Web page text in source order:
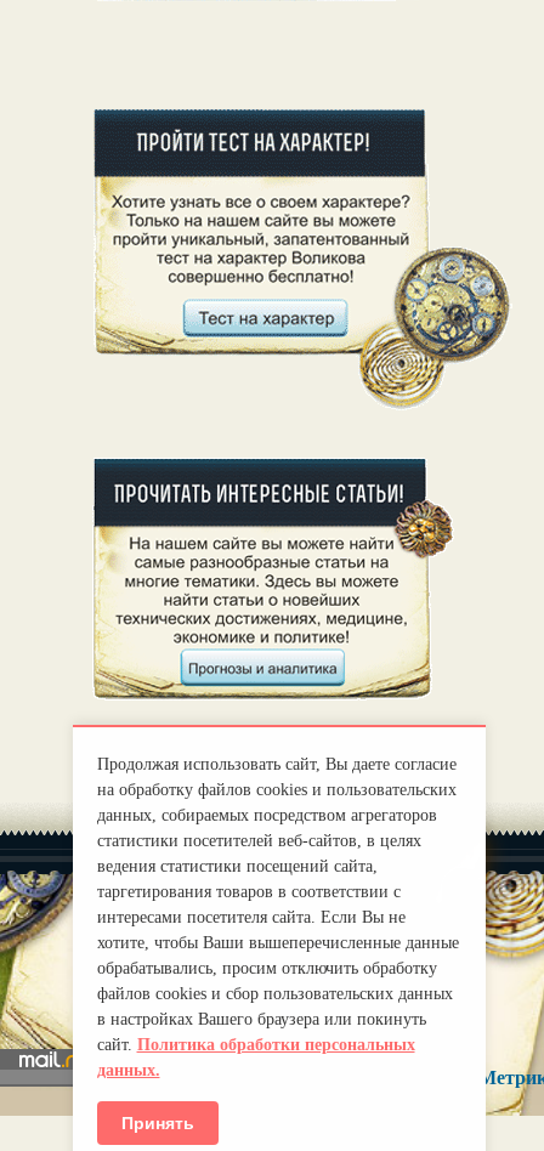
О нас
Правила
mirprognoz@mail.ru
Продолжая использовать сайт, Вы даете согласие
на обработку файлов cookies и пользовательских
данных, собираемых посредством агрегаторов
статистики посетителей веб-сайтов, в целях
ведения статистики посещений сайта,
таргетирования товаров в соответствии с
интересами посетителя сайта. Если Вы не
хотите, чтобы Ваши вышеперечисленные данные
обрабатывались, просим отключить обработку
файлов cookies и сбор пользовательских данных
в настройках Вашего браузера или покинуть
сайт. Политика обработки персональных
данных.
Принять